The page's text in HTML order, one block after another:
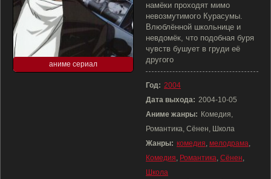
аниме сериал
намёки проходят мимо
невозмутимого Курасумы.
Влюблённой школьнице и
невдомёк, что подобная буря
чувств бушует в груди её
другого
Год: 2004
Дата выхода: 2004-10-05
Аниме жанры: Комедия,
Романтика, Сёнен, Школа
Жанры: комедия, мелодрама,
Комедия, Романтика, Сёнен,
Школа